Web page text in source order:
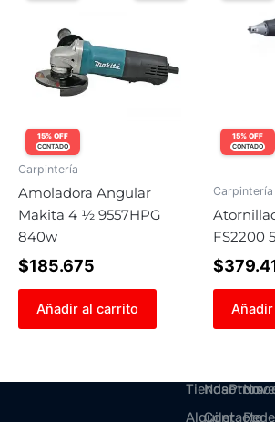
15% OFF
CONTADO
Carpintería
Amoladora Angular
Makita 4 ½ 9557HPG
840w
$185.675
Añadir al carrito
15% OFF
CONTADO
Carpintería
FS2200
$
Tienda
Alquiler
Nosotros
Contacto